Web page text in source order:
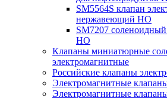
SM5564S клапан
нержавеющий НО
SM7207
НО
Клапаны миниатюрные
электромагнитные
Российские клапаны
Электромагнитные
Электромагнитные